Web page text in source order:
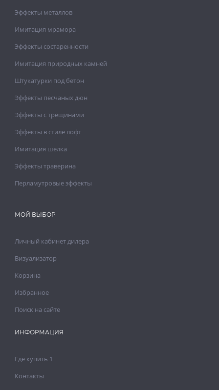
Эффекты металлов
Имитация мрамора
Эффекты состаренности
Имитация природных камней
Штукатурки под бетон
Эффекты песчаных дюн
Эффекты с трещинами
Эффекты в стиле лофт
Имитация шелка
Эффекты траверина
Перламутровые эффекты
МОЙ ВЫБОР
Личный кабинет дилера
Визуализатор
Корзина
Избранное
Поиск на сайте
ИНФОРМАЦИЯ
Где купить 1
Контакты